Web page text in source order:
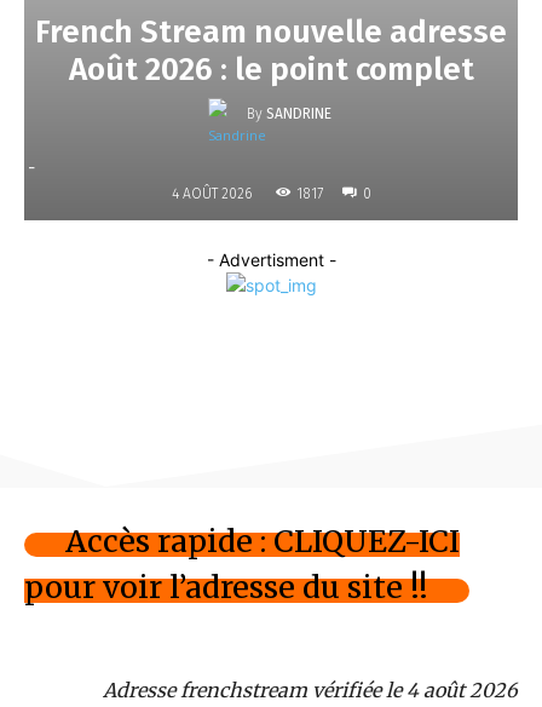
French Stream nouvelle adresse
Août 2026 : le point complet
By SANDRINE
-
4 AOÛT 2026 1817 0
- Advertisment -
Accès rapide : CLIQUEZ-ICI
pour voir l’adresse du site !!
Adresse frenchstream vérifiée le 4 août 2026